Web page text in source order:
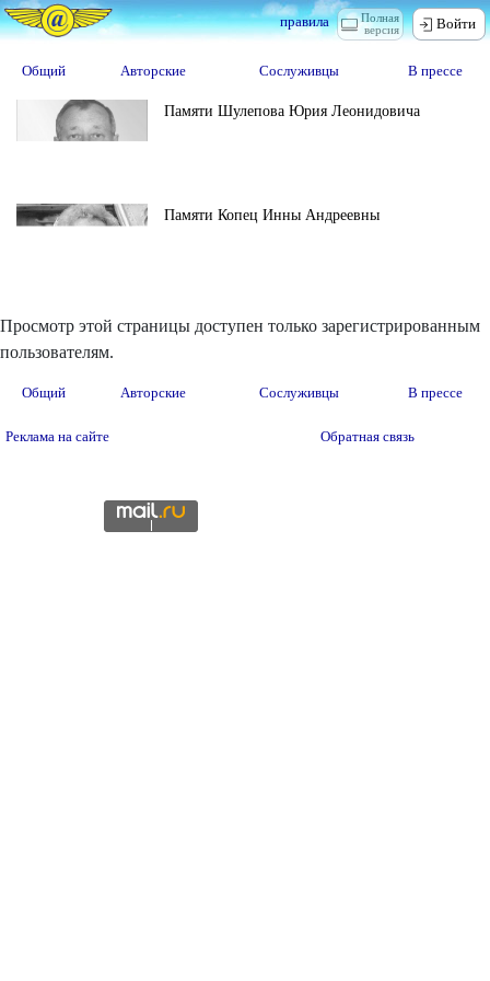
Полная
версия
правила Войти
Общий Авторские Сослуживцы В прессе
Памяти Шулепова Юрия Леонидовича
Памяти Копец Инны Андреевны
Просмотр этой страницы доступен только зарегистрированным
пользователям.
Общий Авторские Сослуживцы В прессе
Реклама на сайте Обратная связь